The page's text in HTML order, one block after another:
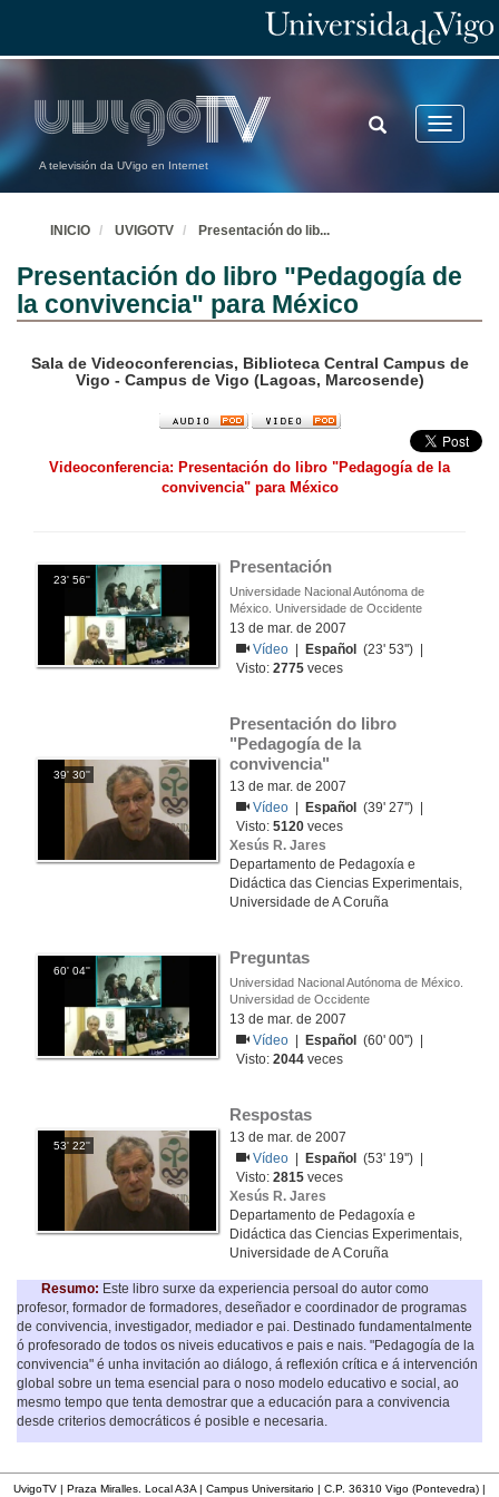
A televisión da UVigo en Internet
Toggle
TOGGLE
SEARCH
INICIO UVIGOTV Presentación do lib...
Presentación do libro "Pedagogía de
la convivencia" para México
Sala de Videoconferencias, Biblioteca Central Campus de
Vigo - Campus de Vigo (Lagoas, Marcosende)
Videoconferencia: Presentación do libro "Pedagogía de la
convivencia" para México
23' 56''
Presentación
Universidade Nacional Autónoma de
México. Universidade de Occidente
13 de mar. de 2007
Vídeo
Español
(23' 53'') |
Visto:2775 veces
39' 30''
Presentación do libro
"Pedagogía de la
convivencia"
13 de mar. de 2007
Vídeo
Español
(39' 27'') |
Visto:5120 veces
Xesús R. Jares
Departamento de Pedagoxía e
Didáctica das Ciencias Experimentais,
Universidade de A Coruña
60' 04''
Preguntas
Universidad Nacional Autónoma de México.
Universidad de Occidente
13 de mar. de 2007
Vídeo
Español
(60' 00'') |
Visto:2044 veces
53' 22''
Respostas
13 de mar. de 2007
Vídeo
Español
(53' 19'') |
Visto:2815 veces
Xesús R. Jares
Departamento de Pedagoxía e
Didáctica das Ciencias Experimentais,
Universidade de A Coruña
Resumo: Este libro surxe da experiencia persoal do autor como
profesor, formador de formadores, deseñador e coordinador de programas
de convivencia, investigador, mediador e pai. Destinado fundamentalmente
ó profesorado de todos os niveis educativos e pais e nais. "Pedagogía de la
convivencia" é unha invitación ao diálogo, á reflexión crítica e á intervención
global sobre un tema esencial para o noso modelo educativo e social, ao
mesmo tempo que tenta demostrar que a educación para a convivencia
desde criterios democráticos é posible e necesaria.
UvigoTV | Praza Miralles. Local A3A | Campus Universitario | C.P. 36310 Vigo (Pontevedra) |